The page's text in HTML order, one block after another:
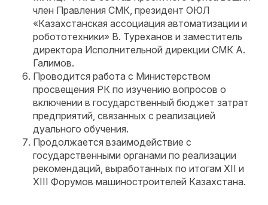
член Правления СМК, президент ОЮЛ
«Казахстанская ассоциация автоматизации и
робототехники» В. Туреханов и заместитель
директора Исполнительной дирекции СМК А.
Галимов.
Проводится работа с Министерством
просвещения РК по изучению вопросов о
включении в государственный бюджет затрат
предприятий, связанных с реализацией
дуального обучения.
Продолжается взаимодействие с
государственными органами по реализации
рекомендаций, выработанных по итогам XII и
XIII Форумов машиностроителей Казахстана.